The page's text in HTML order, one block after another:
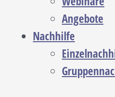
Angebote
Nachhilfe